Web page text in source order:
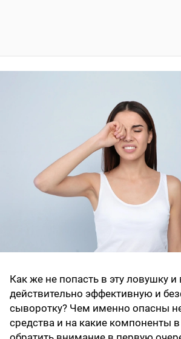
Как же не попасть в эту ловушку и
действительно эффективную и
сыворотку? Чем именно опасны
средства и на какие компоненты в